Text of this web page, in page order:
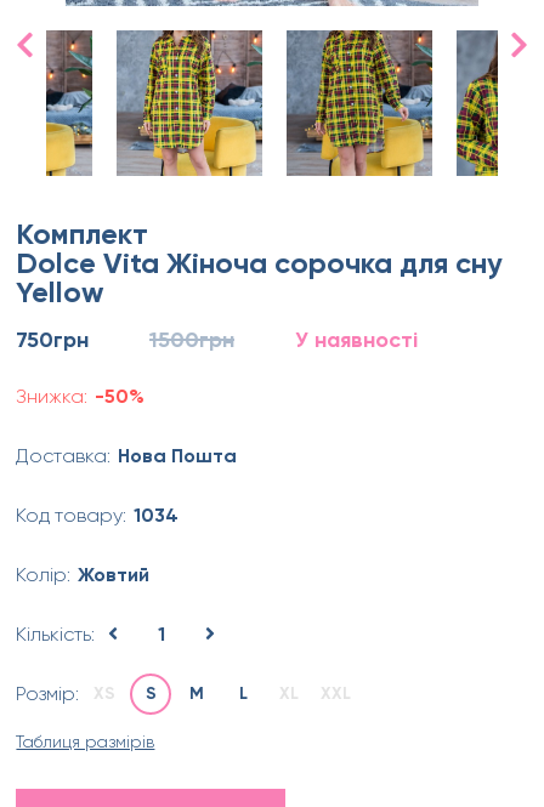
Комплект
Dolce Vita Жіноча сорочка для сну
Yellow
750грн 1500грн У наявності
Знижка: -50%
Доставка: Нова Пошта
Код товару: 1034
Колір: Жовтий
Кількість: 1
Розмір: XS S M L XL XXL
Таблиця размірів